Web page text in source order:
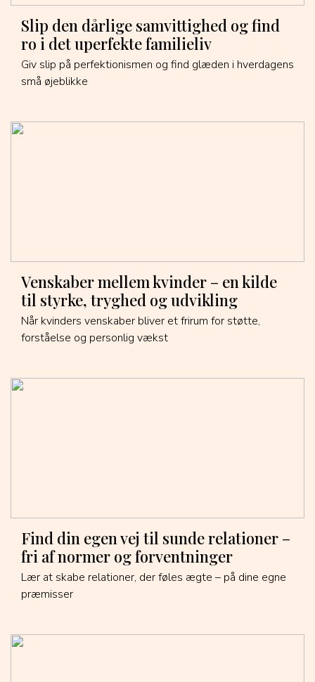
Slip den dårlige samvittighed og find
ro i det uperfekte familieliv
Giv slip på perfektionismen og find glæden i hverdagens
små øjeblikke
Venskaber mellem kvinder – en kilde
til styrke, tryghed og udvikling
Når kvinders venskaber bliver et frirum for støtte,
forståelse og personlig vækst
Find din egen vej til sunde relationer –
fri af normer og forventninger
Lær at skabe relationer, der føles ægte – på dine egne
præmisser